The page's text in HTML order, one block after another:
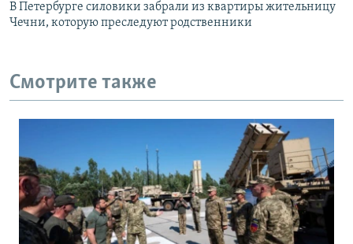
В Петербурге силовики забрали из квартиры жительницу
Чечни, которую преследуют родственники
Смотрите также